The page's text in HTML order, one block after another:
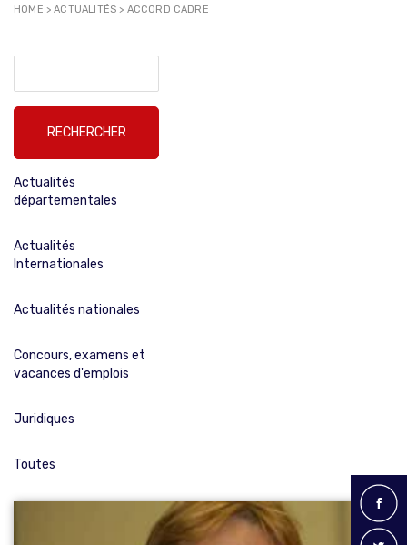
HOME >ACTUALITÉS > ACCORD CADRE
Actualités
départementales
Actualités
Internationales
Actualités nationales
Concours, examens et
vacances d'emplois
Juridiques
Toutes